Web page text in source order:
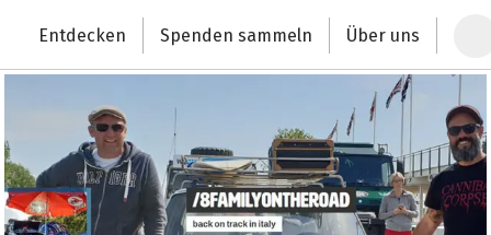
Deutschlands größte Spendenplattform
Entdecken Spenden sammeln Über uns